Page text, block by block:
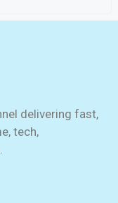
delivering fast,
tech,